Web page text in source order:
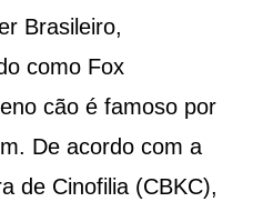
Brasileiro,
como Fox
cão é famoso por
De acordo com a
de Cinofilia (CBKC),